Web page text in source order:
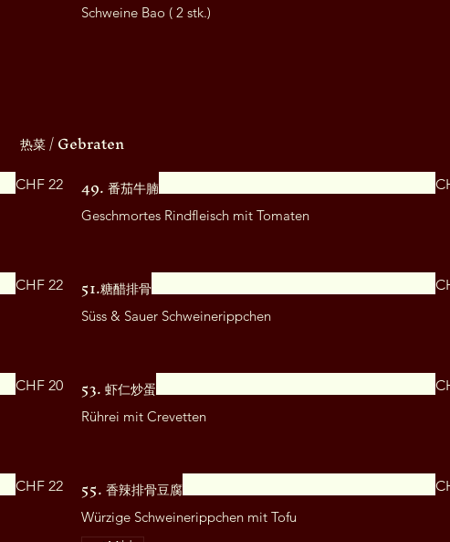
Schweine Bao ( 2 stk.)
热菜 / Gebraten
CHF 22 49. 番茄牛腩
Geschmortes Rindfleisch mit Tomaten
CHF 22 51.糖醋排骨
Süss & Sauer Schweinerippchen
CHF 20 53. 虾仁炒蛋
Rührei mit Crevetten
CHF 22 55. 香辣排骨豆腐
Würzige Schweinerippchen mit Tofu